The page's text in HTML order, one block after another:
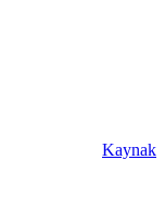
Kaynak